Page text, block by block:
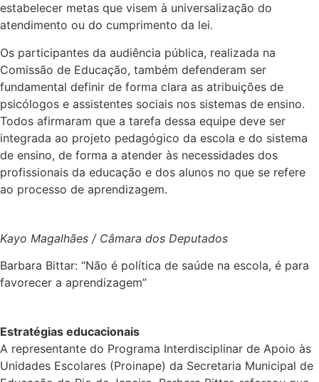
estabelecer metas que visem à universalização do
atendimento ou do cumprimento da lei.
Os participantes da audiência pública, realizada na
Comissão de Educação, também defenderam ser
fundamental definir de forma clara as atribuições de
psicólogos e assistentes sociais nos sistemas de ensino.
Todos afirmaram que a tarefa dessa equipe deve ser
integrada ao projeto pedagógico da escola e do sistema
de ensino, de forma a atender às necessidades dos
profissionais da educação e dos alunos no que se refere
ao processo de aprendizagem.
Kayo Magalhães / Câmara dos Deputados
Barbara Bittar: “Não é política de saúde na escola, é para
favorecer a aprendizagem”
Estratégias educacionais
A representante do Programa Interdisciplinar de Apoio às
Unidades Escolares (Proinape) da Secretaria Municipal de